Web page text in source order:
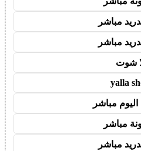
مباشر
مباشر
شوت
yalla
مباشر
مباشر
مباشر